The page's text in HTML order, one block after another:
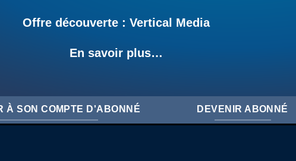
Offre découverte : Vertical Media
En savoir plus…
À SON COMPTE D'ABONNÉ DEVENIR ABONNÉ